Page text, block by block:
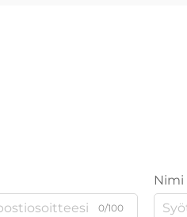
0/100
Nimi